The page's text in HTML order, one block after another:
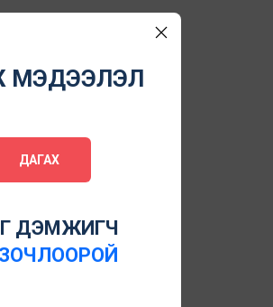
МЭДЭЭЛЭЛ
ДАГАХ
ДЭМЖИГЧ